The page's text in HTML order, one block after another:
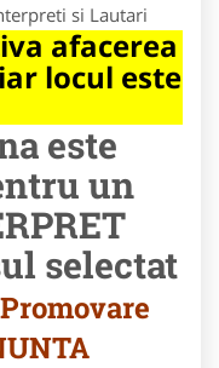
si Lautari
afacerea
locul este
este
un
selectat